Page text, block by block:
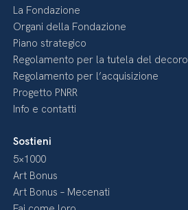
La Fondazione
Organi della Fondazione
Piano strategico
Regolamento per la tutela del decoro
Regolamento per l’acquisizione
Progetto PNRR
Info e contatti
Sostieni
5×1000
Art Bonus
Art Bonus – Mecenati